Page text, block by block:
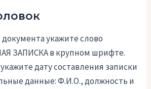
укажите слово
ЗАПИСКА в крупном шрифте.
дату составления записки
данные: Ф.И.О., должность и